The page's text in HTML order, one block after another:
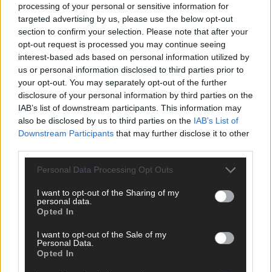
processing of your personal or sensitive information for
targeted advertising by us, please use the below opt-out
section to confirm your selection. Please note that after your
opt-out request is processed you may continue seeing
interest-based ads based on personal information utilized by
us or personal information disclosed to third parties prior to
your opt-out. You may separately opt-out of the further
disclosure of your personal information by third parties on the
IAB’s list of downstream participants. This information may
also be disclosed by us to third parties on the IAB’s List of
Downstream Participants that may further disclose it to other
Personal Data Processing Opt Outs
I want to opt-out of the Sharing of my
personal data.
Opted In
I want to opt-out of the Sale of my
Personal Data.
Opted In
EUROVISION
Bulgarien gewinnt den Eurovision Song Contest 2026 – das
große Abschlussbild aus Wien
Mai 2026
EUROVISION
Das Papierboot kommt aus Basel: JJ eröffnet das ESC-
Finale in Wien – alle Show-Highlights
Dänemark eröffnet, Österreich beschließt: Die
Startreihenfolge des ESC-Finales 2026 im Überblick
Mai 2026
KOMMENTAR